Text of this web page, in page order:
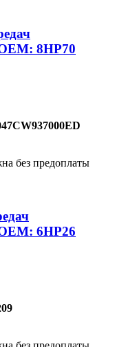
8HP70
без предоплаты
6HP26